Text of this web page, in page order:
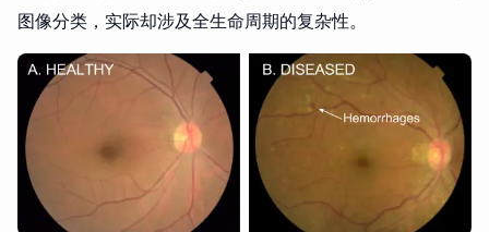
图像分类，实际却涉及全生命周期的复杂性。